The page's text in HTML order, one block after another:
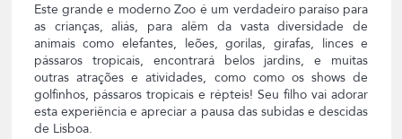
Este grande e moderno Zoo é um verdadeiro paraíso para
as crianças, aliás, para alêm da vasta diversidade de
animais como elefantes, leões, gorilas, girafas, linces e
pássaros tropicais, encontrará belos jardins, e muitas
outras atrações e atividades, como como os shows de
golfinhos, pássaros tropicais e répteis! Seu filho vai adorar
esta experiência e apreciar a pausa das subidas e descidas
de Lisboa.